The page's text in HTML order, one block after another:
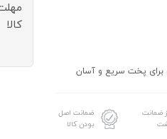
برای پخت سریع و آسان
ضمانت
ضمانت اصل
بودن کالا
کالا